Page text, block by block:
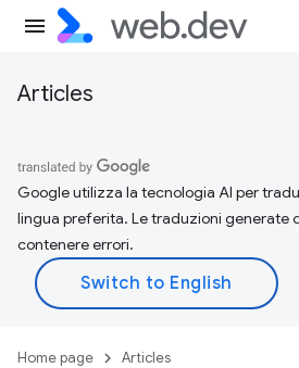
Articles
Google utilizza la tecnologia AI per
lingua preferita. Le traduzioni generate
contenere errori.
Home page Articles